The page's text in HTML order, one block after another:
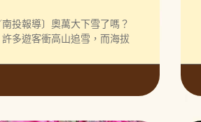
南投報導〕奧萬大下雪了嗎？
多遊客衝高山追雪，而海拔